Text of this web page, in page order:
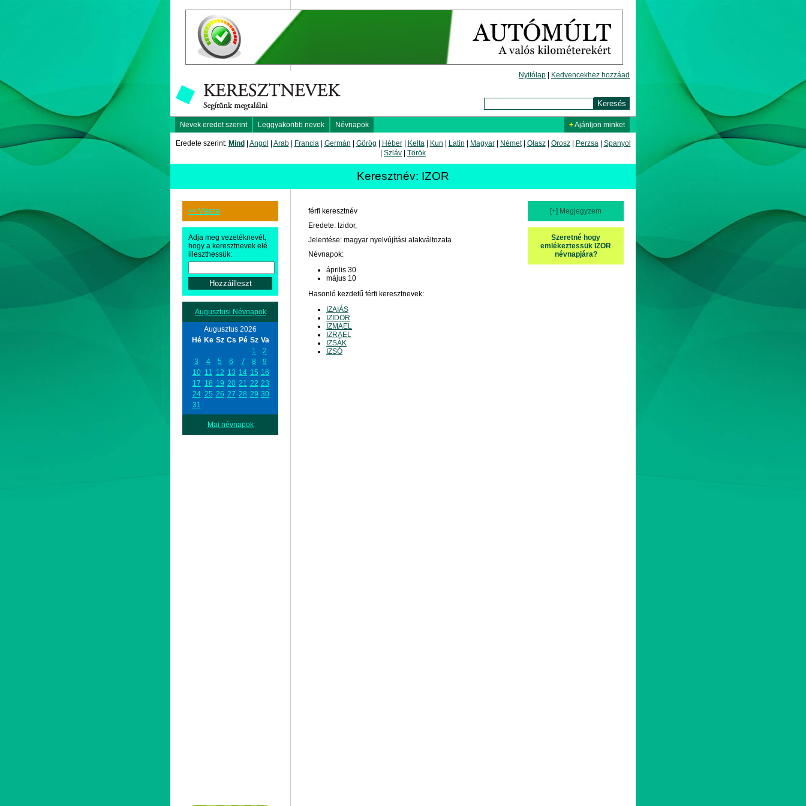
Nyitólap Kedvencekhez hozzáad
Nevek eredet szerint Leggyakoribb nevek Névnapok +Ajánljon minket
Eredete szerint: Mind Angol Arab| Francia| Germán Görög Héber| Kelta| Kun Latin Magyar| Német| Olasz| Orosz| Perzsa| Spanyol
Szláv Török
Keresztnév: IZOR
<< Vissza
Adja meg vezetéknevét,
hogy a keresztnevek elé
illeszthessük:
Augusztusi Névnapok
Augusztus 2026
Hé Ke Sz Cs Pé Sz Va
1
2
3
4 5 6 7 8
9
10 11 12 13 14 15 16
17 18 19 20 21 22 23
24 25 26 27 28 29 30
31
Mai névnapok
[+] Megjegyzem
Szeretné hogy
emlékeztessük IZOR
névnapjára?
férfi keresztnév
Eredete: Izidor,
Jelentése: magyar nyelvújítási alakváltozata
Névnapok:
április 30
május 10
Hasonló kezdetű férfi keresztnevek:
IZAIÁS
IZIDOR
IZMAEL
IZRAEL
IZSÁK
IZSÓ